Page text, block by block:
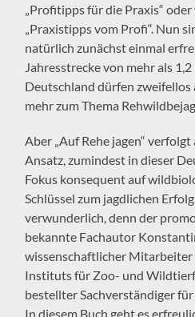
„Profitipps für die Praxis“
„Praxistipps vom Profi“. Nun
natürlich zunächst einmal
Jahresstrecke von mehr als
Deutschland dürfen zweifellos
mehr zum Thema
Aber „Auf Rehe jagen“
Ansatz, zumindest in dieser
Fokus konsequent auf
Schlüssel zum jagdlichen
verwunderlich, denn der
bekannte Fachautor
wissenschaftlicher Mitarbeiter
Instituts für Zoo- und
bestellter Sachverständiger
In diesem Buch geht es